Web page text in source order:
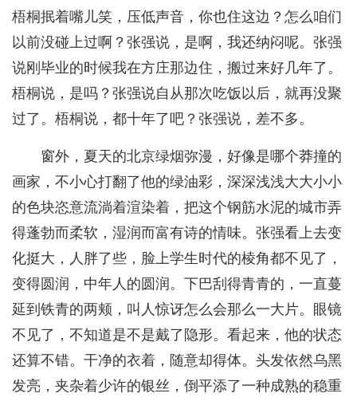
梧桐抿着嘴儿笑，压低声音，你也住这边？怎么咱们
以前没碰上过啊？张强说，是啊，我还纳闷呢。张强
说刚毕业的时候我在方庄那边住，搬过来好几年了。
梧桐说，是吗？张强说自从那次吃饭以后，就再没聚
过了。梧桐说，都十年了吧？张强说，差不多。
窗外，夏天的北京绿烟弥漫，好像是哪个莽撞的
画家，不小心打翻了他的绿油彩，深深浅浅大大小小
的色块恣意流淌着渲染着，把这个钢筋水泥的城市弄
得蓬勃而柔软，湿润而富有诗的情味。张强看上去变
化挺大，人胖了些，脸上学生时代的棱角都不见了，
变得圆润，中年人的圆润。下巴刮得青青的，一直蔓
延到铁青的两颊，叫人惊讶怎么会那么一大片。眼镜
不见了，不知道是不是戴了隐形。看起来，他的状态
还算不错。干净的衣着，随意却得体。头发依然乌黑
发亮，夹杂着少许的银丝，倒平添了一种成熟的稳重